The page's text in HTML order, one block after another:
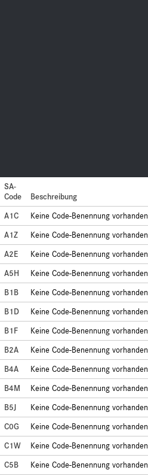
SA-
Code
Beschreibung
A1C
Keine Code-Benennung vorhanden
A1Z
Keine Code-Benennung vorhanden
A2E
Keine Code-Benennung vorhanden
A5H
Keine Code-Benennung vorhanden
B1B
Keine Code-Benennung vorhanden
B1D
Keine Code-Benennung vorhanden
B1F
Keine Code-Benennung vorhanden
B2A
Keine Code-Benennung vorhanden
B4A
Keine Code-Benennung vorhanden
B4M
Keine Code-Benennung vorhanden
B5J
Keine Code-Benennung vorhanden
C0G
Keine Code-Benennung vorhanden
C1W
Keine Code-Benennung vorhanden
C5B
Keine Code-Benennung vorhanden